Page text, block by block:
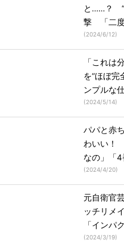
と……？ “
撃 「二度
(2024/6/12)
「これ
を“ほぼ
ンプルな
(2024/5/14)
パパと赤
わいい！
なの」「4
(2024/4/20)
元自衛官
ッチリメ
「インパ
(2024/3/19)